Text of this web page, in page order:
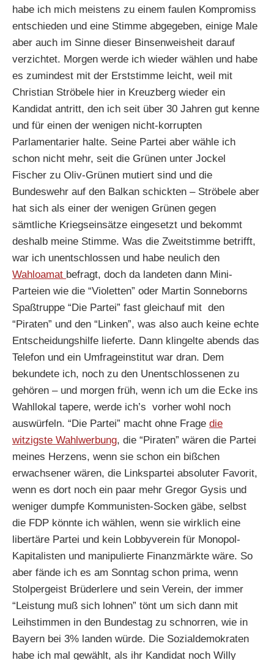
habe ich mich meistens zu einem faulen Kompromiss
entschieden und eine Stimme abgegeben, einige Male
aber auch im Sinne dieser Binsenweisheit darauf
verzichtet. Morgen werde ich wieder wählen und habe
es zumindest mit der Erststimme leicht, weil mit
Christian Ströbele hier in Kreuzberg wieder ein
Kandidat antritt, den ich seit über 30 Jahren gut kenne
und für einen der wenigen nicht-korrupten
Parlamentarier halte. Seine Partei aber wähle ich
schon nicht mehr, seit die Grünen unter Jockel
Fischer zu Oliv-Grünen mutiert sind und die
Bundeswehr auf den Balkan schickten – Ströbele aber
hat sich als einer der wenigen Grünen gegen
sämtliche Kriegseinsätze eingesetzt und bekommt
deshalb meine Stimme. Was die Zweitstimme betrifft,
war ich unentschlossen und habe neulich den
Wahloamat befragt, doch da landeten dann Mini-
Parteien wie die “Violetten” oder Martin Sonneborns
Spaßtruppe “Die Partei” fast gleichauf mit den
“Piraten” und den “Linken”, was also auch keine echte
Entscheidungshilfe lieferte. Dann klingelte abends das
Telefon und ein Umfrageinstitut war dran. Dem
bekundete ich, noch zu den Unentschlossenen zu
gehören – und morgen früh, wenn ich um die Ecke ins
Wahllokal tapere, werde ich’s vorher wohl noch
auswürfeln. “Die Partei” macht ohne Frage die
witzigste Wahlwerbung, die “Piraten” wären die Partei
meines Herzens, wenn sie schon ein bißchen
erwachsener wären, die Linkspartei absoluter Favorit,
wenn es dort noch ein paar mehr Gregor Gysis und
weniger dumpfe Kommunisten-Socken gäbe, selbst
die FDP könnte ich wählen, wenn sie wirklich eine
libertäre Partei und kein Lobbyverein für Monopol-
Kapitalisten und manipulierte Finanzmärkte wäre. So
aber fände ich es am Sonntag schon prima, wenn
Stolpergeist Brüderlere und sein Verein, der immer
“Leistung muß sich lohnen” tönt um sich dann mit
Leihstimmen in den Bundestag zu schnorren, wie in
Bayern bei 3% landen würde. Die Sozialdemokraten
habe ich mal gewählt, als ihr Kandidat noch Willy